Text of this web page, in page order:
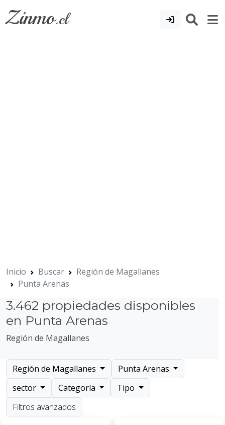
Zinmo.cl
Inicio Buscar
Región de Magallanes
Punta Arenas
3.462 propiedades disponibles
en Punta Arenas
Región de Magallanes
Región de Magallanes
Punta Arenas
sector
Categoría
Tipo
Filtros avanzados